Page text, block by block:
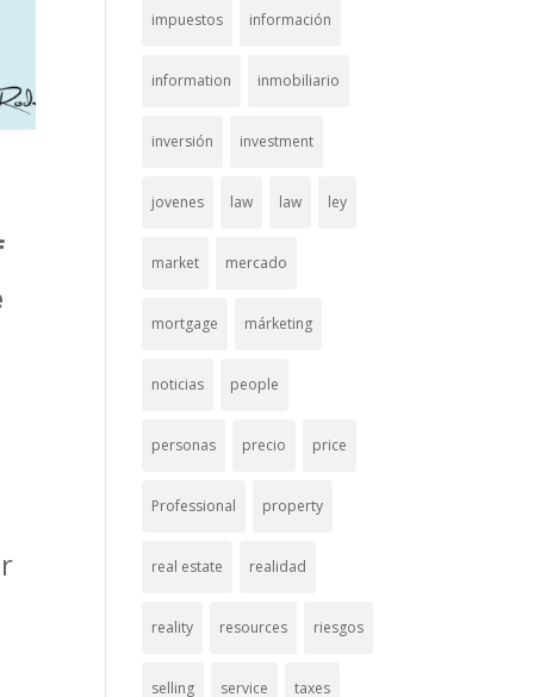
impuestos información
information inmobiliario
inversión investment
jovenes law law ley
market mercado
mortgage márketing
noticias people
personas precio price
Professional property
real estate realidad
reality resources riesgos
selling service taxes